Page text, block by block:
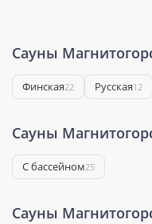
Сауны
Финская22 Русская12
Сауны
С бассейном25
Сауны